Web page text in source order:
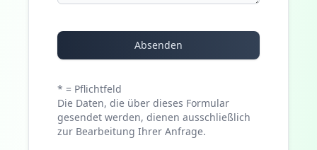
Absenden
* = Pflichtfeld
Die Daten, die über dieses Formular
gesendet werden, dienen ausschließlich
zur Bearbeitung Ihrer Anfrage.